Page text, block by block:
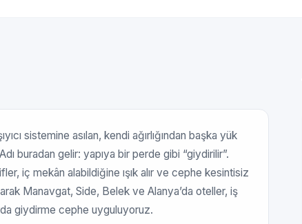
sistemine asılan, kendi ağırlığından başka yük
buradan gelir: yapıya bir perde gibi “giydirilir”.
iç mekân alabildiğine ışık alır ve cephe kesintisiz
Manavgat, Side, Belek ve Alanya’da oteller, iş
giydirme cephe uyguluyoruz.